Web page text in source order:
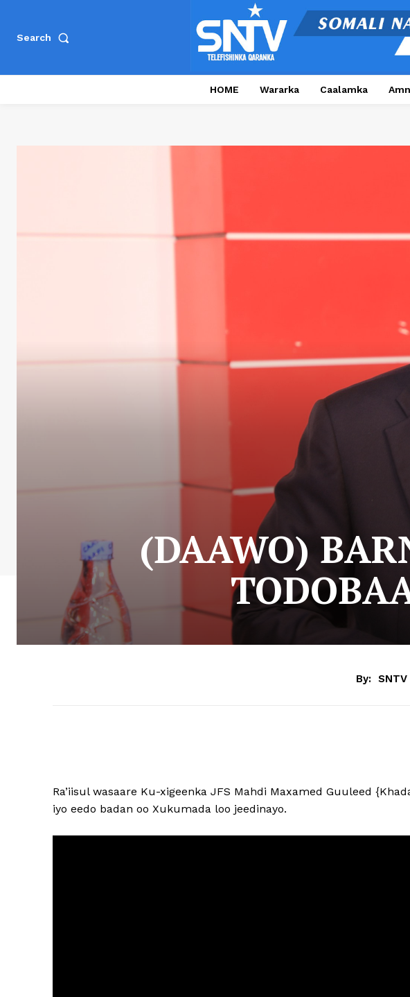
Search
HOME Wararka Caalamka
(DAAWO)
By: SNTV
Ra’iisul wasaare Ku-xigeenka JFS Mahdi Maxamed Guuleed
iyo eedo badan oo Xukumada loo jeedinayo.